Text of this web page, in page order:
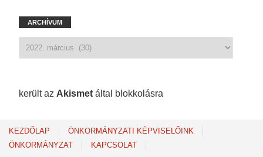
ARCHÍVUM
került az Akismet által blokkolásra
KEZDŐLAP
ÖNKORMÁNYZATI KÉPVISELŐINK
ÖNKORMÁNYZAT
KAPCSOLAT